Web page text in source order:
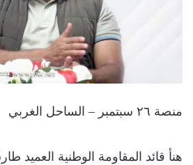
منصة ٢٦ سبتمبر – الساحل الغربي
هنأ قائد المقاومة الوطنية العميد